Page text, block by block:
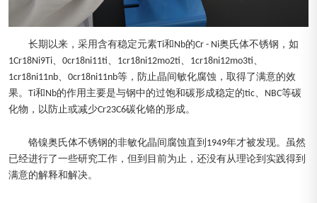
长期以来，采用含有稳定元素Ti和Nb的Cr - Ni奥氏体不锈钢，如
1Cr18Ni9Ti、0cr18ni11ti、1cr18ni12mo2ti、1cr18ni12mo3ti、
1cr18ni11nb、0cr18ni11nb等，防止晶间敏化腐蚀，取得了满意的效
果。Ti和Nb的作用主要是与钢中的过饱和碳形成稳定的tic、NBC等碳
化物，以防止或减少Cr23C6碳化铬的形成。
铬镍奥氏体不锈钢的非敏化晶间腐蚀直到1949年才被发现。虽然
已经进行了一些研究工作，但到目前为止，还没有从理论到实践得到
满意的解释和解决。